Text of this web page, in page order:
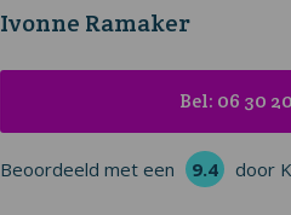
Ivonne Ramaker
Bel: 06 30
Beoordeeld met een 9.4 door